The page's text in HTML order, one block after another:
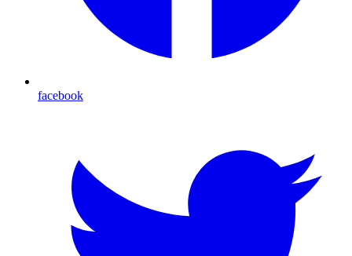
facebook